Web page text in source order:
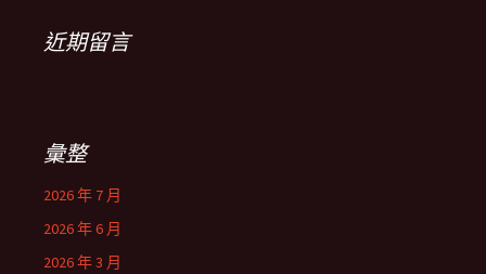
近期留言
彙整
2026 年 7 月
2026 年 6 月
2026 年 3 月